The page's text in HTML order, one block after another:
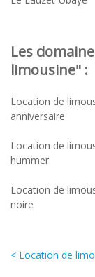
Les
limousine" :
Location de
anniversaire
Location de
hummer
Location de
noire
< Location de